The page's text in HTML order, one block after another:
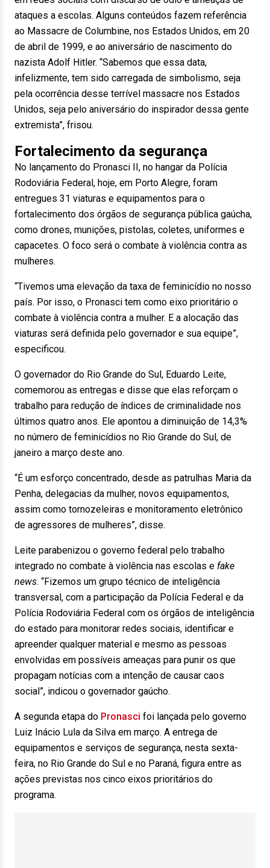
ataques a escolas. Alguns conteúdos fazem referência
ao Massacre de Columbine, nos Estados Unidos, em 20
de abril de 1999, e ao aniversário de nascimento do
nazista Adolf Hitler. “Sabemos que essa data,
infelizmente, tem sido carregada de simbolismo, seja
pela ocorrência desse terrível massacre nos Estados
Unidos, seja pelo aniversário do inspirador dessa gente
extremista”, frisou.
Fortalecimento da segurança
No lançamento do Pronasci II, no hangar da Polícia
Rodoviária Federal, hoje, em Porto Alegre, foram
entregues 31 viaturas e equipamentos para o
fortalecimento dos órgãos de segurança pública gaúcha,
como drones, munições, pistolas, coletes, uniformes e
capacetes. O foco será o combate à violência contra as
mulheres.
“Tivemos uma elevação da taxa de feminicídio no nosso
país. Por isso, o Pronasci tem como eixo prioritário o
combate à violência contra a mulher. E a alocação das
viaturas será definida pelo governador e sua equipe”,
especificou.
O governador do Rio Grande do Sul, Eduardo Leite,
comemorou as entregas e disse que elas reforçam o
trabalho para redução de índices de criminalidade nos
últimos quatro anos. Ele apontou a diminuição de 14,3%
no número de feminicídios no Rio Grande do Sul, de
janeiro a março deste ano.
“É um esforço concentrado, desde as patrulhas Maria da
Penha, delegacias da mulher, novos equipamentos,
assim como tornozeleiras e monitoramento eletrônico
de agressores de mulheres”, disse.
Leite parabenizou o governo federal pelo trabalho
integrado no combate à violência nas escolas e fake
news. “Fizemos um grupo técnico de inteligência
transversal, com a participação da Polícia Federal e da
Polícia Rodoviária Federal com os órgãos de inteligência
do estado para monitorar redes sociais, identificar e
apreender qualquer material e mesmo as pessoas
envolvidas em possíveis ameaças para punir os que
propagam notícias com a intenção de causar caos
social”, indicou o governador gaúcho.
A segunda etapa do Pronasci foi lançada pelo governo
Luiz Inácio Lula da Silva em março. A entrega de
equipamentos e serviços de segurança, nesta sexta-
feira, no Rio Grande do Sul e no Paraná, figura entre as
ações previstas nos cinco eixos prioritários do
programa.